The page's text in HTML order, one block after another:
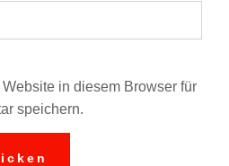
in diesem Browser für
speichern.